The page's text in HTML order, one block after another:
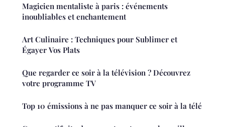
Magicien mentaliste à paris : événements
inoubliables et enchantement
Art Culinaire : Techniques pour Sublimer et
Égayer Vos Plats
Que regarder ce soir à la télévision ? Découvrez
votre programme TV
Top 10 émissions à ne pas manquer ce soir à la télé